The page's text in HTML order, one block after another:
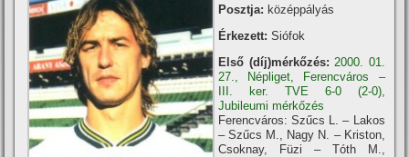
Posztja: középpályás
Érkezett: Siófok
Első (díj)mérkőzés: 2000. 01.
27., Népliget, Ferencváros –
III. ker. TVE 6-0 (2-0),
Jubileumi mérkőzés
Ferencváros: Szűcs L. – Lakos
– Szűcs M., Nagy N. – Kriston,
Csoknay, Füzi – Tóth M.,